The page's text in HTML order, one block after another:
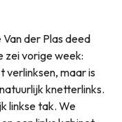
der Plas deed
zei vorige week:
verlinksen, maar is
knetterlinks.
linkse tak. We